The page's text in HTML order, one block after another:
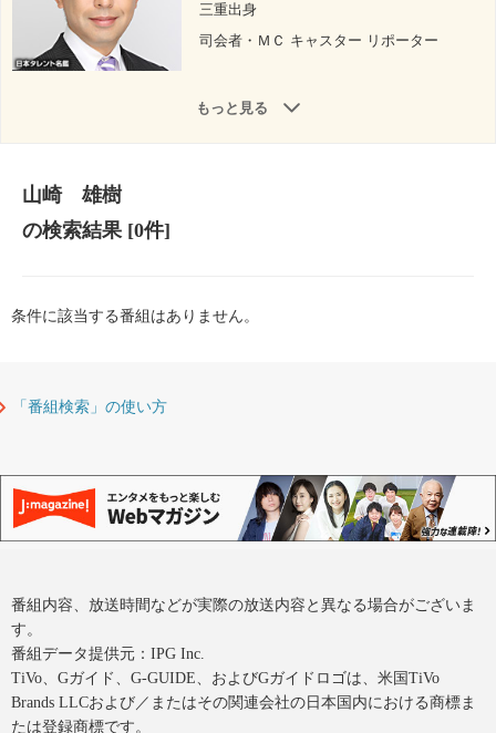
三重出身
司会者・ＭＣ キャスター リポーター
もっと見る
山崎 雄樹
の検索結果[0件]
条件に該当する番組はありません。
「番組検索」の使い方
番組内容、放送時間などが実際の放送内容と異なる場合がございま
す。
番組データ提供元：IPG Inc.
TiVo、Gガイド、G-GUIDE、およびGガイドロゴは、米国TiVo
Brands LLCおよび／またはその関連会社の日本国内における商標ま
たは登録商標です。